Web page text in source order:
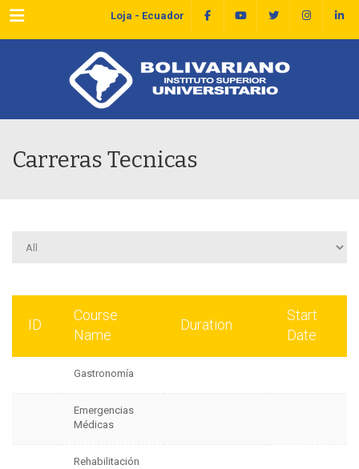
Menu Loja - Ecuador
Carreras Tecnicas
ID
Course
Name
Duration
Start
Date
Gastronomía
Emergencias
Médicas
Rehabilitación